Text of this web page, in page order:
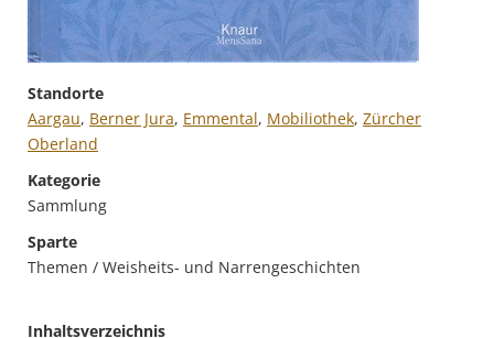
Standorte
Aargau, Berner Jura, Emmental, Mobiliothek, Zürcher
Oberland
Kategorie
Sammlung
Sparte
Themen / Weisheits- und Narrengeschichten
Inhaltsverzeichnis